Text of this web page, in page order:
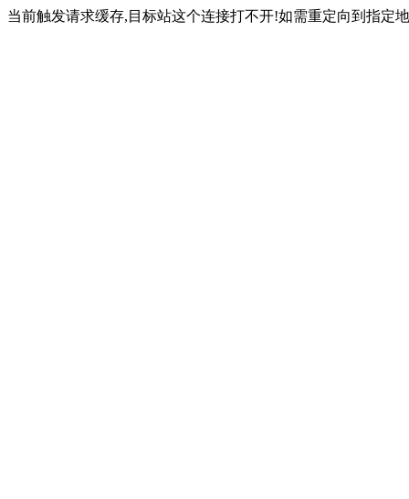
当前触发请求缓存,目标站这个连接打不开!如需重定向到指定